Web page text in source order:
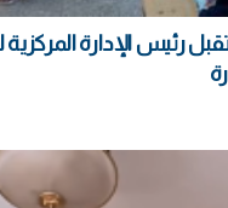
رئيس الإدارة المركزية